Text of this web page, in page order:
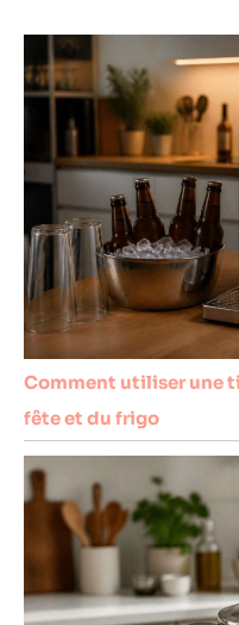
Comment utiliser une
fête et du frigo